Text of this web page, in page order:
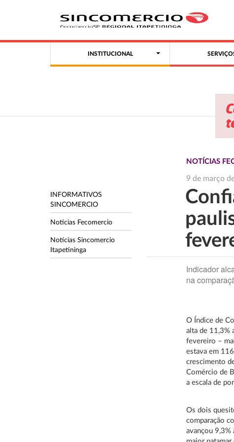
INSTITUCIONAL
INFORMATIVOS
SINCOMERCIO
Notícias Fecomercio
Notícias Sincomercio
Itapetininga
NOTÍCIAS
9 de março
Indicador
na
O Índice de
alta de 11,3%
fevereiro –
estava em
crescimento
Comércio de
a escala de
Os dois
comparação
avançou